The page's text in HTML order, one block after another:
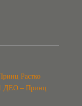
Растко
– Принц